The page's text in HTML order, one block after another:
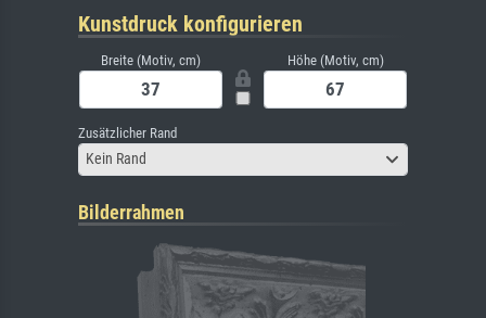
Kunstdruck konfigurieren
Breite (Motiv, cm) Höhe (Motiv, cm)
Zusätzlicher Rand
Kein Rand
Bilderrahmen